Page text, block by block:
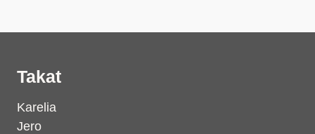
Takat
Karelia
Jero